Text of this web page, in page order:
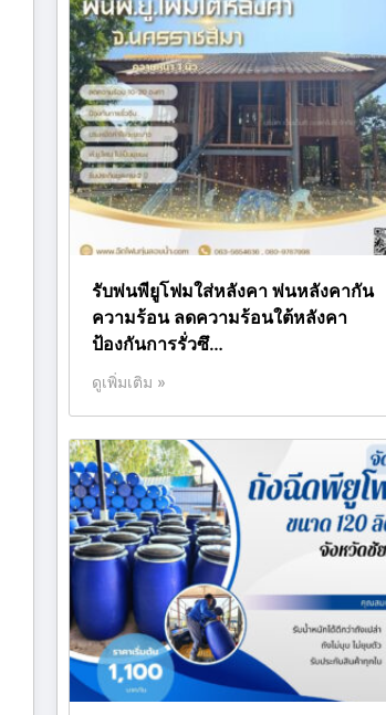
รับพ่นพียูโฟมใส่หลังคา พ่นหลังคากัน
ความร้อน ลดความร้อนใต้หลังคา
ป้องกันการรั่วซึ…
ดูเพิ่มเติม »